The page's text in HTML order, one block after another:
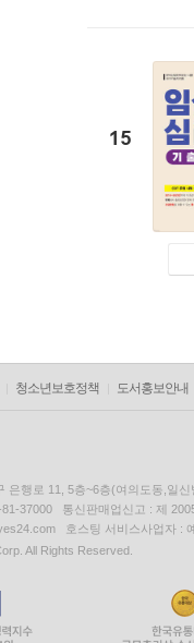
15
청소년보호정책 도서홍보안내
은행로 11, 5층~6층(여의도동,일신
81-37000 통신판매업신고 : 제
호스팅 서비스사업자 :
All Rights Reserved.